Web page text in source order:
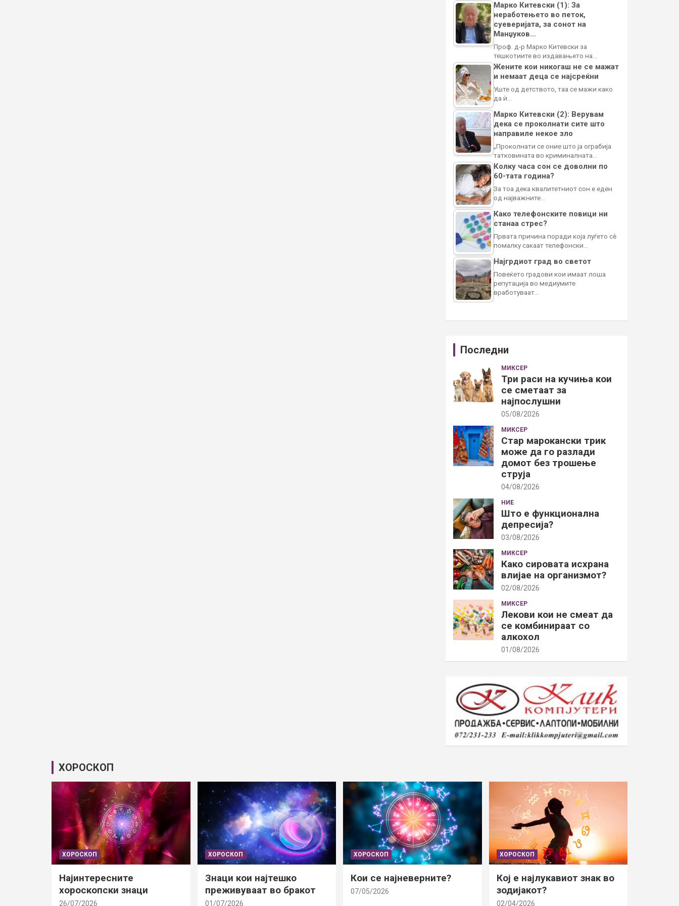
Марко Китевски (1): За
неработењето во петок,
суеверијата, за сонот на
Манџуков…
Проф. д-р Марко Китевски за
тешкотиите во издавањето на…
Жените кои никогаш не се мажат
и немаат деца се најсреќни
Уште од детството, таа се мажи како
да ѝ…
Марко Китевски (2): Верувам
дека се проколнати сите што
направиле некое зло
„Проколнати се оние што ја ограбија
татковината во криминалната…
Колку часа сон се доволни по
60-тата година?
За тоа дека квалитетниот сон е еден
од најважните…
Како телефонските повици ни
станаа стрес?
Првата причина поради која луѓето сè
помалку сакаат телефонски…
Најгрдиот град во светот
Повеќето градови кои имаат лоша
репутација во медиумите
вработуваат…
Последни
МИКСЕР
Три раси на кучиња кои
се сметаат за
најпослушни
05/08/2026
МИКСЕР
Стар марокански трик
може да го разлади
домот без трошење
струја
04/08/2026
НИЕ
Што е функционална
депресија?
03/08/2026
МИКСЕР
Како сировата исхрана
влијае на организмот?
02/08/2026
МИКСЕР
Лекови кои не смеат да
се комбинираат со
алкохол
01/08/2026
ХОРОСКОП
ХОРОСКОП
Најинтересните
хороскопски знаци
26/07/2026
ХОРОСКОП
Знаци кои најтешко
преживуваат во бракот
01/07/2026
ХОРОСКОП
Кои се најневерните?
07/05/2026
ХОРОСКОП
Кој е најлукавиот знак во
зодијакот?
02/04/2026